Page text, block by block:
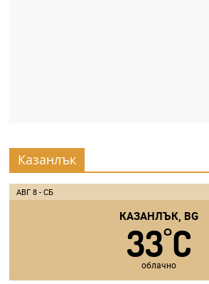
Казанлък
АВГ 8 - СБ
КАЗАНЛЪК, BG
33°C
облачно